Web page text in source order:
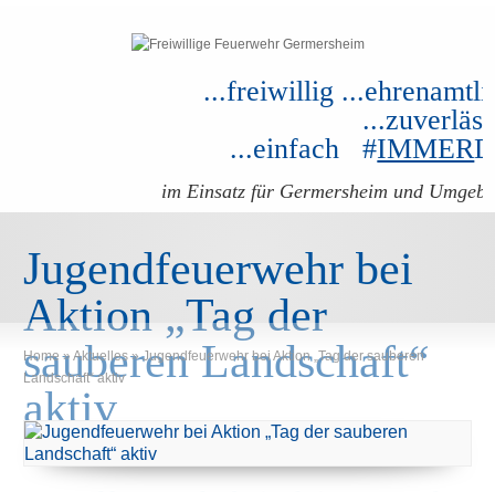
...freiwillig
...einfach #IMMER
im Einsatz für Germersheim und
Jugendfeuerwehr bei
Aktion „Tag der
sauberen Landschaft“
aktiv
Home » Aktuelles » Jugendfeuerwehr bei Aktion „Tag der sauberen
Landschaft“ aktiv